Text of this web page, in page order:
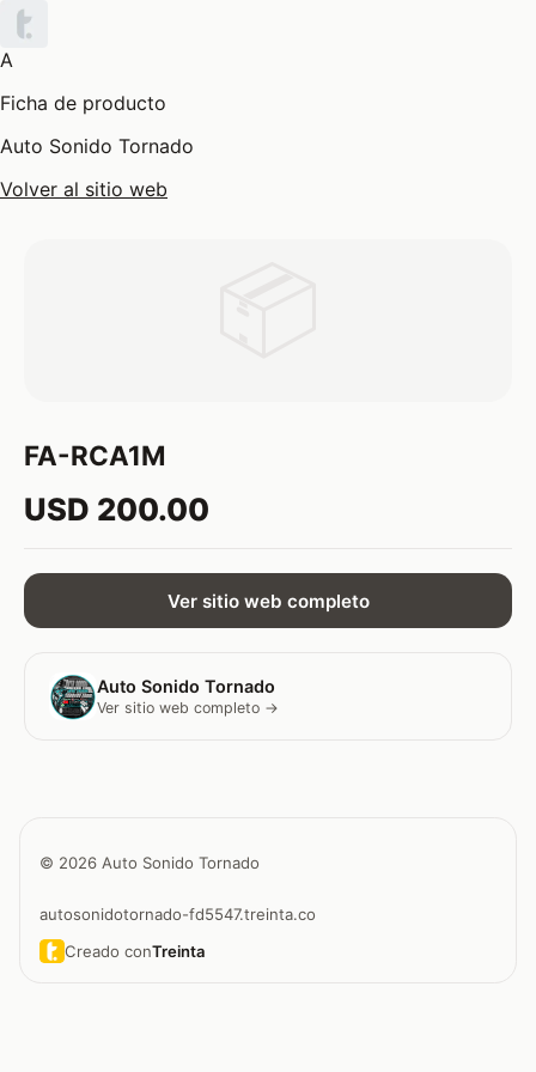
A
Ficha de producto
Auto Sonido Tornado
Volver al sitio web
FA-RCA1M
USD 200.00
Ver sitio web completo
Auto Sonido Tornado
Ver sitio web completo →
© 2026 Auto Sonido Tornado
autosonidotornado-fd5547.treinta.co
Creado conTreinta